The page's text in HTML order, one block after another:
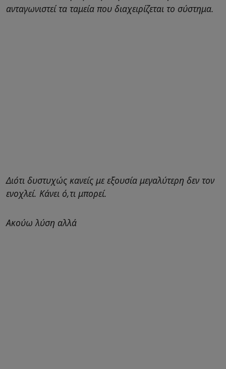
ανταγωνιστεί τα ταμεία που διαχειρίζεται το σύστημα.
Διότι δυστυχώς κανείς με εξουσία μεγαλύτερη δεν τον
ενοχλεί. Κάνει ό,τι μπορεί.
Ακούω λύση αλλά